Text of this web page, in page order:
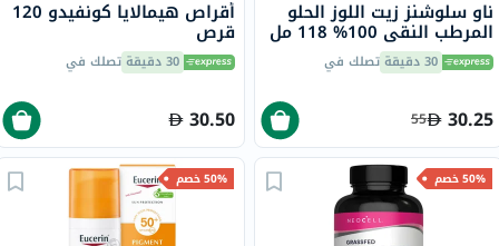
ناو سلوشنز زيت اللوز الحلو
المرطب النقي 100% 118 مل
30 دقيقة تصلك في
30.25
55
أقراص هيمالايا كونفيدو 120
قرص
30 دقيقة تصلك في
30.50
50% خصم 50% خصم